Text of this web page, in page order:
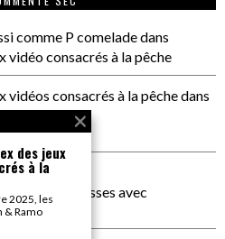
comme P comeladedans
vidéo consacrés à la pêche
vidéos consacrés à la pêchedans
lutte des classes avec
des jeux
à la
2025, les
& Ramo